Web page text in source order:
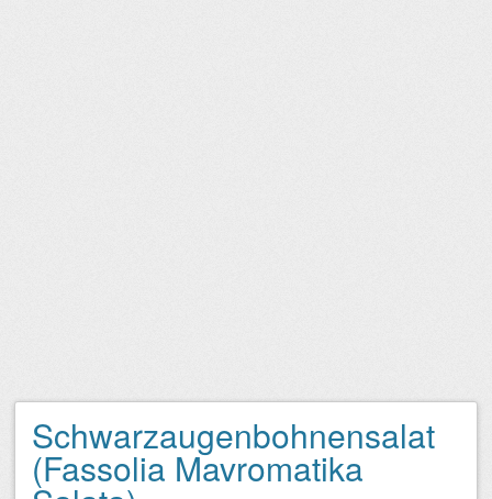
Schwarzaugenbohnensalat
(Fassolia Mavromatika